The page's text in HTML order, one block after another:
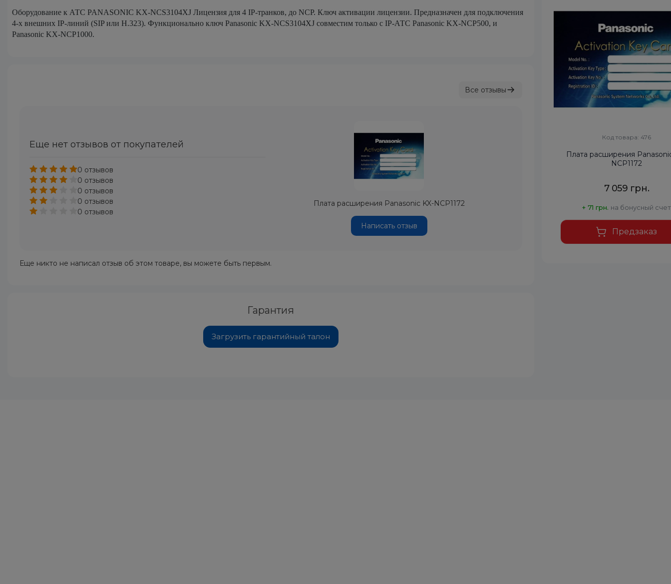
Оборудование к АТС PANASONIC KX-NCS3104XJ Лицензия для 4 IP-транков, до NCP. Ключ активации лицензии. Предназначен для подключения
4-х внешних IP-линий (SIP или H.323). Функционально ключ Panasonic KX-NCS3104XJ совместим только с IP-АТС Panasonic KX-NCP500, и
Panasonic KX-NCP1000.
Все отзывы
Еще нет отзывов от покупателей
0 отзывов
0 отзывов
0 отзывов
0 отзывов
0 отзывов
Плата расширения Panasonic KX-NCP1172
Написать отзыв
Еще никто не написал отзыв об этом товаре, вы можете быть первым.
Гарантия
Загрузить гарантийный талон
Код товара: 476
Плата расширения
NCP1172
7 059 грн.
+ 71 грн. на бонусный счет
Предзаказ